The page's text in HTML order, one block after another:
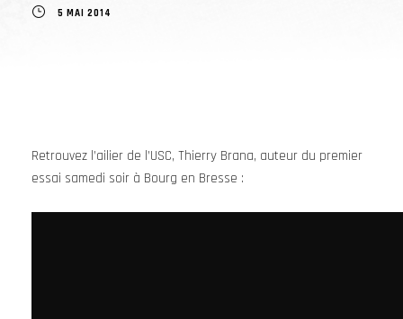
5 MAI 2014
Retrouvez l’ailier de l’USC, Thierry Brana, auteur du premier
essai samedi soir à Bourg en Bresse :